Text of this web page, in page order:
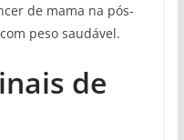
de mama na pós-
peso saudável.
de